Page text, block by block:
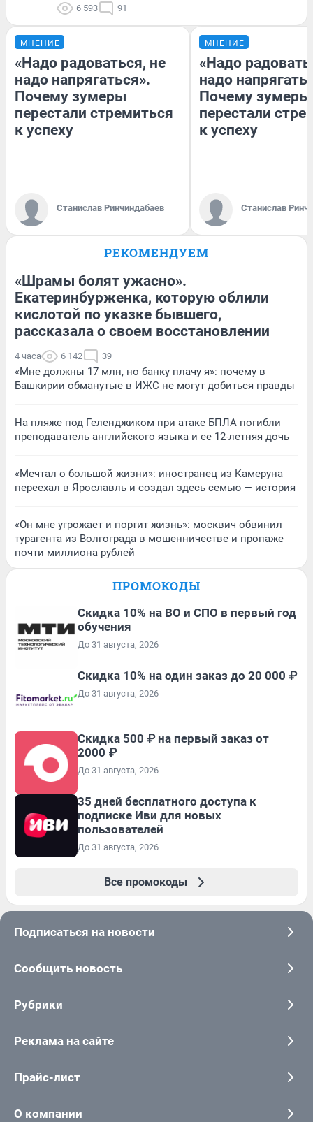
6 593 91
МНЕНИЕ
«Надо радоваться, не
надо напрягаться».
Почему зумеры
перестали стремиться
к успеху
Станислав Ринчиндабаев
МНЕНИЕ
«Надо
надо
Почему зумеры
перестали
к успеху
Станислав
РЕКОМЕНДУЕМ
«Шрамы болят ужасно».
Екатеринбурженка, которую облили
кислотой по указке бывшего,
рассказала о своем восстановлении
4 часа 6 142 39
«Мне должны 17 млн, но банку плачу я»: почему в
Башкирии обманутые в ИЖС не могут добиться правды
На пляже под Геленджиком при атаке БПЛА погибли
преподаватель английского языка и ее 12-летняя дочь
«Мечтал о большой жизни»: иностранец из Камеруна
переехал в Ярославль и создал здесь семью — история
«Он мне угрожает и портит жизнь»: москвич обвинил
турагента из Волгограда в мошенничестве и пропаже
почти миллиона рублей
ПРОМОКОДЫ
Скидка 10% на ВО и СПО в первый год
обучения
До 31 августа, 2026
Скидка 10% на один заказ до 20 000 ₽
До 31 августа, 2026
Скидка 500 ₽ на первый заказ от
2000 ₽
До 31 августа, 2026
35 дней бесплатного доступа к
подписке Иви для новых
пользователей
До 31 августа, 2026
Все промокоды
Подписаться на новости
Сообщить новость
Рубрики
Реклама на сайте
Прайс-лист
О компании